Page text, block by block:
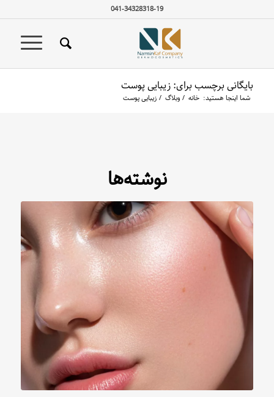
041-34328318-19
بایگانی برچسب برای: زیبایی پوست
شما اینجا هستید: خانه / وبلاگ / زیبایی پوست
نوشته‌ها